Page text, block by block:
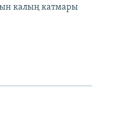
калың катмары